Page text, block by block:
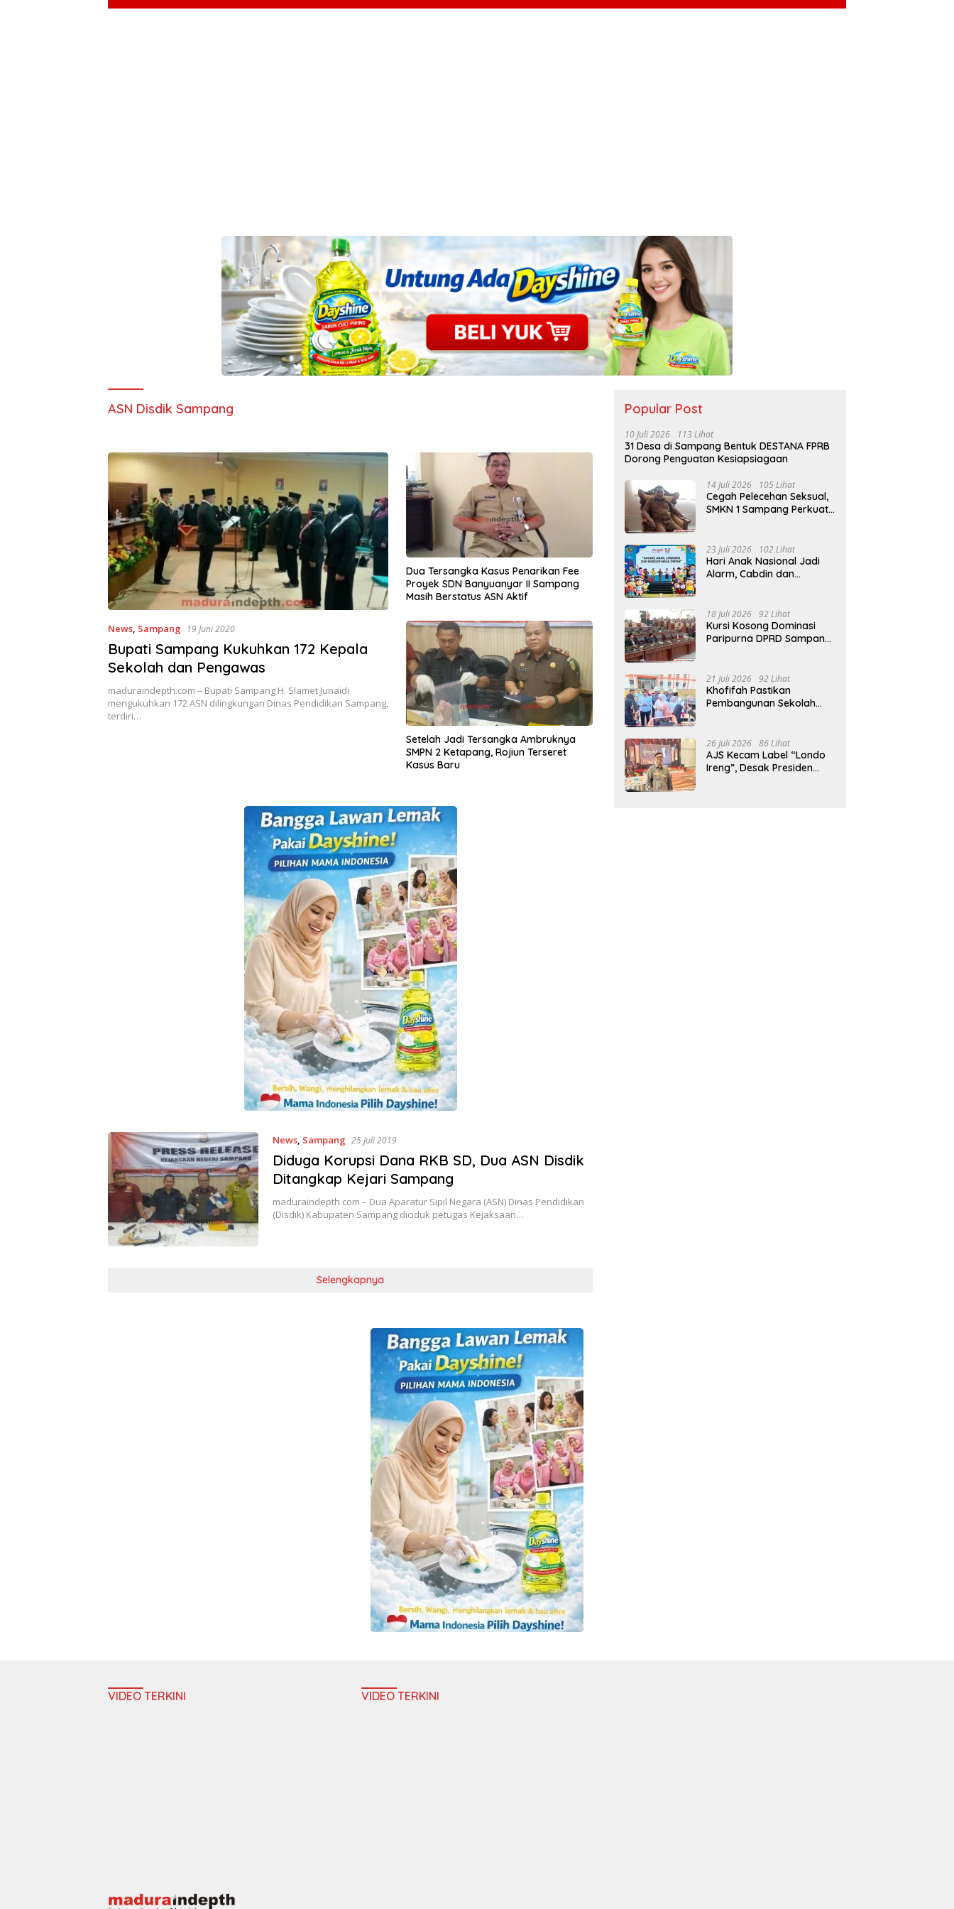
ASN Disdik Sampang
News, Sampang 19 Juni 2020
Bupati Sampang Kukuhkan 172 Kepala
Sekolah dan Pengawas
maduraindepth.com – Bupati Sampang H. Slamet Junaidi
mengukuhkan 172 ASN dilingkungan Dinas Pendidikan Sampang,
terdiri…
Dua Tersangka Kasus Penarikan Fee
Proyek SDN Banyuanyar II Sampang
Masih Berstatus ASN Aktif
Setelah Jadi Tersangka Ambruknya
SMPN 2 Ketapang, Rojiun Terseret
Kasus Baru
News, Sampang 25 Juli 2019
Diduga Korupsi Dana RKB SD, Dua ASN Disdik
Ditangkap Kejari Sampang
maduraindepth.com – Dua Aparatur Sipil Negara (ASN) Dinas Pendidikan
(Disdik) Kabupaten Sampang diciduk petugas Kejaksaan…
Selengkapnya
Popular Post
10 Juli 2026 113 Lihat
31 Desa di Sampang Bentuk DESTANA FPRB
Dorong Penguatan Kesiapsiagaan
14 Juli 2026 105 Lihat
Cegah Pelecehan Seksual,
SMKN 1 Sampang Perkuat
23 Juli 2026 102 Lihat
Hari Anak Nasional Jadi
Alarm, Cabdin dan
Kekerasan Seksual Anak
18 Juli 2026 92 Lihat
Kursi Kosong Dominasi
Paripurna DPRD Sampang,
21 Juli 2026 92 Lihat
Khofifah Pastikan
Pembangunan Sekolah
Indonesia Emas
26 Juli 2026 86 Lihat
AJS Kecam Label “Londo
Ireng”, Desak Presiden
VIDEO TERKINI VIDEO TERKINI